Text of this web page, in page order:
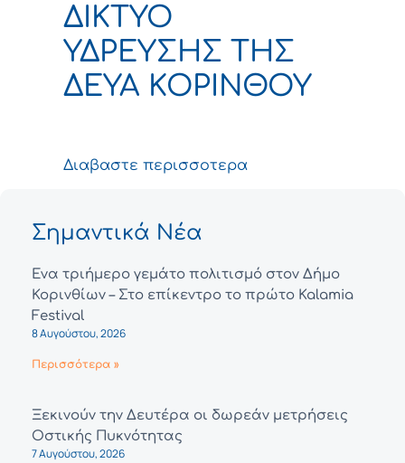
ΔΙΚΤΥΟ
ΥΔΡΕΥΣΗΣ ΤΗΣ
ΔΕΥΑ ΚΟΡΙΝΘΟΥ
Διαβαστε περισσοτερα
Σημαντικά Νέα
Ένα τριήμερο γεμάτο πολιτισμό στον Δήμο
Κορινθίων – Στο επίκεντρο το πρώτο Kalamia
Festival
8 Αυγούστου, 2026
Περισσότερα »
Ξεκινούν την Δευτέρα οι δωρεάν μετρήσεις
Οστικής Πυκνότητας
7 Αυγούστου, 2026